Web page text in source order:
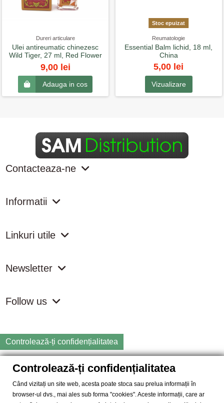
Dureri articulare
Ulei antireumatic chinezesc
Wild Tiger, 27 ml, Red Flower
9,00 lei
Adauga in cos
Stoc epuizat
Reumatologie
Essential Balm lichid, 18 ml,
China
5,00 lei
Vizualizare
Contacteaza-ne
Informatii
Linkuri utile
Newsletter
Follow us
Controlează-ți confidențialitatea
Copyright
2026 samdistribution.ro - Magazin online cu Produse
SAM DISTRIBUTION S.R.L.- Cod fiscal: RO14935035, Registrul
Controlează-ți confidențialitatea
Când vizitați un site web, acesta poate stoca sau prelua informații în
browser-ul dvs., mai ales sub forma "cookies". Aceste informații, care ar